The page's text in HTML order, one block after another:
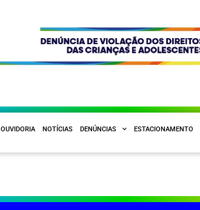
OUVIDORIA NOTÍCIAS DENÚNCIAS ESTACIONAMENTO